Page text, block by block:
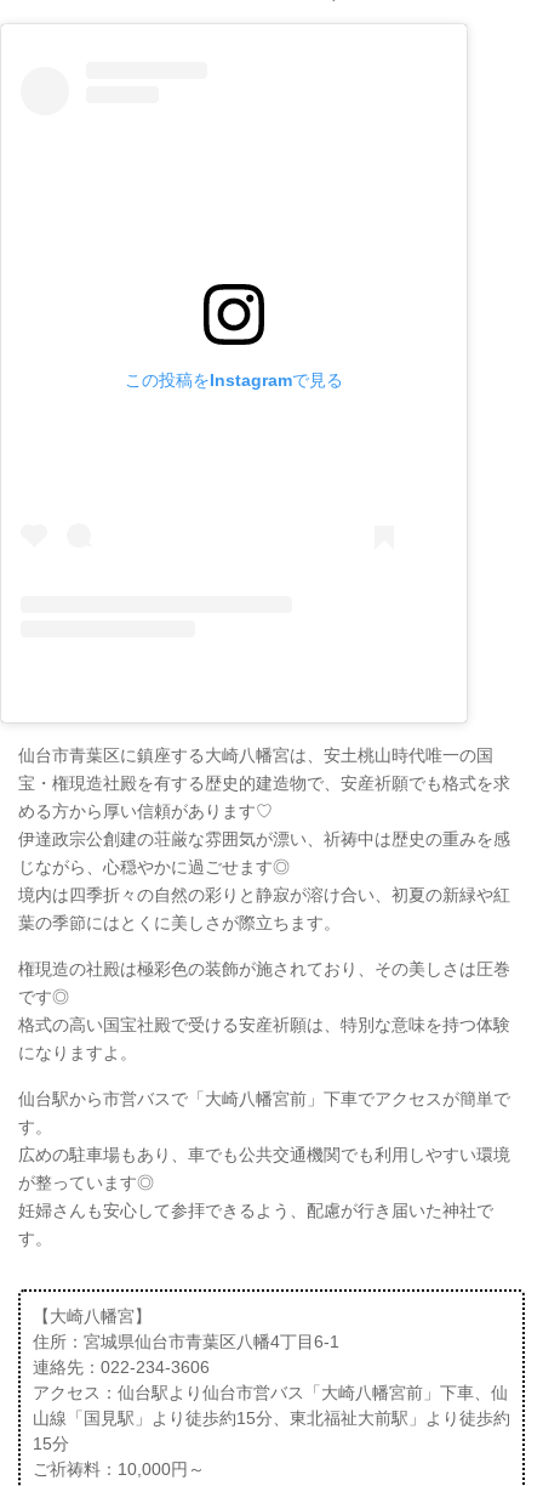
この投稿をInstagramで見る
仙台市青葉区に鎮座する大崎八幡宮は、安土桃山時代唯一の国
宝・権現造社殿を有する歴史的建造物で、安産祈願でも格式を求
める方から厚い信頼があります♡
伊達政宗公創建の荘厳な雰囲気が漂い、祈祷中は歴史の重みを感
じながら、心穏やかに過ごせます◎
境内は四季折々の自然の彩りと静寂が溶け合い、初夏の新緑や紅
葉の季節にはとくに美しさが際立ちます。
権現造の社殿は極彩色の装飾が施されており、その美しさは圧巻
です◎
格式の高い国宝社殿で受ける安産祈願は、特別な意味を持つ体験
になりますよ。
仙台駅から市営バスで「大崎八幡宮前」下車でアクセスが簡単で
す。
広めの駐車場もあり、車でも公共交通機関でも利用しやすい環境
が整っています◎
妊婦さんも安心して参拝できるよう、配慮が行き届いた神社で
す。
【大崎八幡宮】
住所：宮城県仙台市青葉区八幡4丁目6-1
連絡先：022-234-3606
アクセス：仙台駅より仙台市営バス「大崎八幡宮前」下車、仙
山線「国見駅」より徒歩約15分、東北福祉大前駅」より徒歩約
15分
ご祈祷料：10,000円～